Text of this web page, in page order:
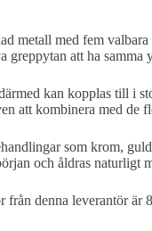
metall med fem
greppytan att ha
kan kopplas till i
att kombinera med de
som krom,
och åldras
från denna leverantör